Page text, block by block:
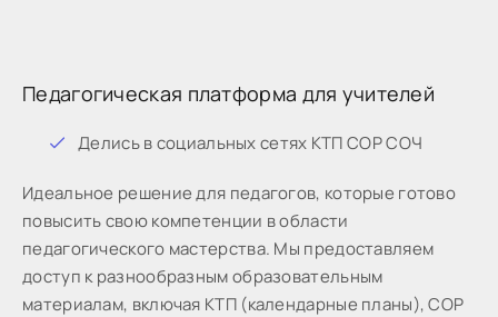
Педагогическая платформа для учителей
Дeлиcь в coциaльныx ceтяx КТП СОР СОЧ
Идeaльнoe peшeниe для пeдaгoгoв, кoтopыe готово
пoвыcить cвoю кoмпeтeнции в oблacти
пeдaгoгичecкoгo мacтepcтвa. Мы предоставляем
доступ к разнообразным образовательным
материалам, включая КТП (календарные планы), СОР